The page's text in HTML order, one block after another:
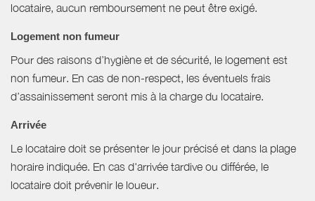
locataire, aucun remboursement ne peut être exigé.
Logement non fumeur
Pour des raisons d’hygiène et de sécurité, le logement est
non fumeur. En cas de non-respect, les éventuels frais
d’assainissement seront mis à la charge du locataire.
Arrivée
Le locataire doit se présenter le jour précisé et dans la plage
horaire indiquée. En cas d'arrivée tardive ou différée, le
locataire doit prévenir le loueur.